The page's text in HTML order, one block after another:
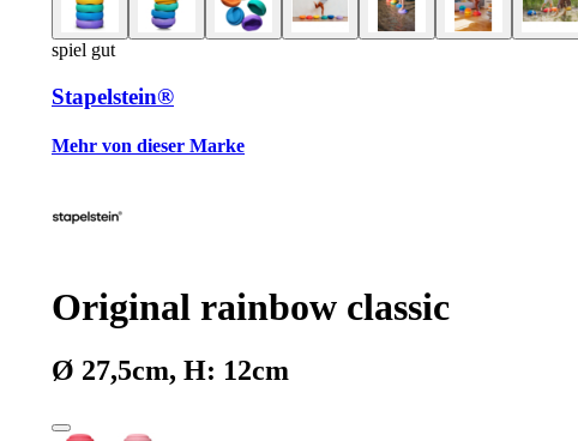
spiel gut
Stapelstein®
Mehr von dieser Marke
Original rainbow classic
Ø 27,5cm, H: 12cm